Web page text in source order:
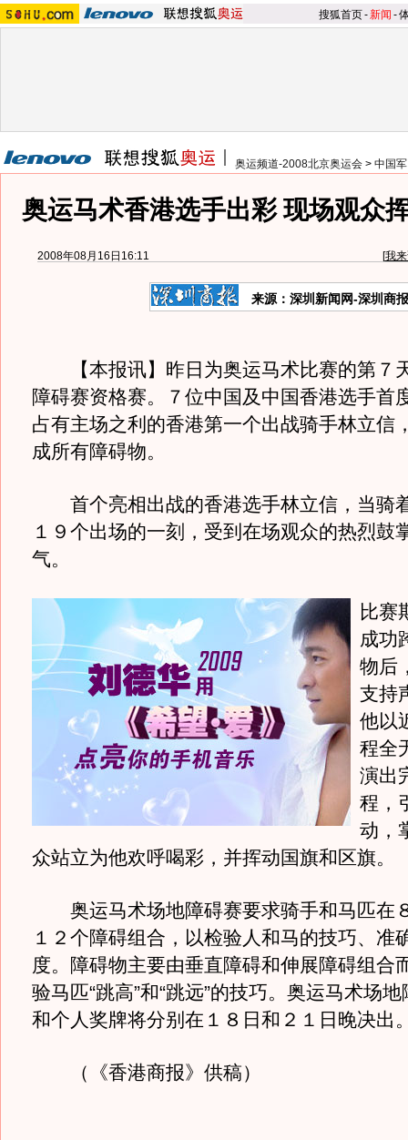
搜狐首页-新闻 -
奥运频道-2008北京奥运会 > 中国
奥运马术香港选手出彩 现场观众
2008年08月16日16:11 [我
来源：深圳新闻网-深圳商报
【本报讯】昨日为奥运马术比赛的第７
障碍赛资格赛。７位中国及中国香港选手首
占有主场之利的香港第一个出战骑手林立信
成所有障碍物。
首个亮相出战的香港选手林立信，当骑着
１９个出场的一刻，受到在场观众的热烈鼓
气。
比赛
成功
物后
支持
他以
程全
演出
程，
动，
众站立为他欢呼喝彩，并挥动国旗和区旗。
奥运马术场地障碍赛要求骑手和马匹在
１２个障碍组合，以检验人和马的技巧、准
度。障碍物主要由垂直障碍和伸展障碍组合
验马匹“跳高”和“跳远”的技巧。奥运马术场
和个人奖牌将分别在１８日和２１日晚决出
（《香港商报》供稿）